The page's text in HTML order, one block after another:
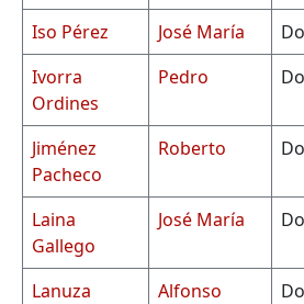
Iso Pérez
José María
Ivorra
Ordines
Pedro
Jiménez
Pacheco
Roberto
Laina
Gallego
José María
Lanuza
Alfonso